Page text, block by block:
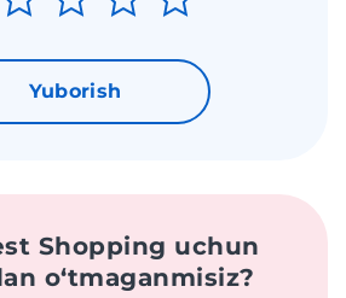
Yuborish
Shopping uchun
oʻtmaganmisiz?